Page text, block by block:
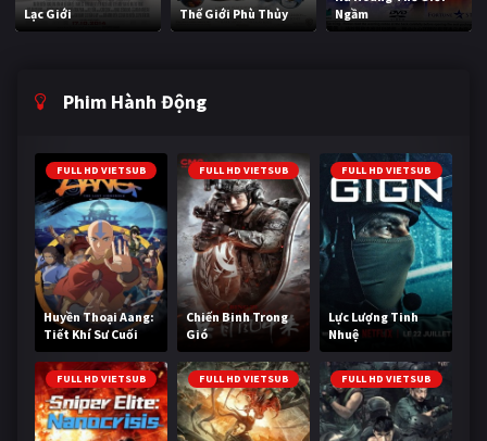
Lạc Giới Thế Giới Phù Thủy
Ngầm
Phim Hành Động
FULL HD VIETSUB
Huyền Thoại Aang:
Tiết Khí Sư Cuối
Cùng
FULL HD VIETSUB
Chiến Binh Trong
Gió
FULL HD VIETSUB
Lực Lượng Tinh
Nhuệ
FULL HD VIETSUB FULL HD VIETSUB FULL HD VIETSUB